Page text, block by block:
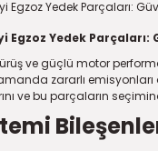
Egzoz Yedek
ve güçlü motor
zararlı emisyonları
ve bu parçaların